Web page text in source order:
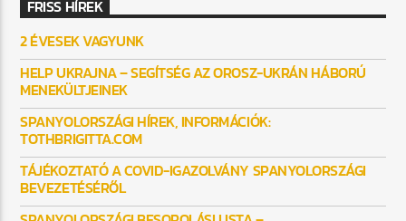
FRISS HÍREK
2 ÉVESEK VAGYUNK
HELP UKRAJNA – SEGÍTSÉG AZ OROSZ-UKRÁN HÁBORÚ
MENEKÜLTJEINEK
SPANYOLORSZÁGI HÍREK, INFORMÁCIÓK:
TOTHBRIGITTA.COM
TÁJÉKOZTATÓ A COVID-IGAZOLVÁNY SPANYOLORSZÁGI
BEVEZETÉSÉRŐL